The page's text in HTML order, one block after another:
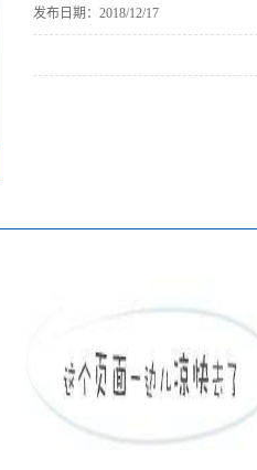
发布日期： 2018/12/17